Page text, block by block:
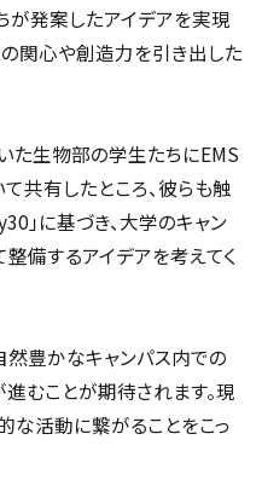
が発案したアイデアを実現
関心や創造力を引き出した
た生物部の学生たちにEMS
共有したところ、彼らも触
」に基づき、大学のキャン
備するアイデアを考えてく
然豊かなキャンパス内での
むことが期待されます。現
な活動に繋がることをこっ